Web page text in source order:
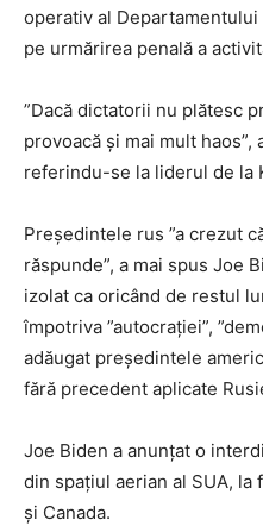
operativ al
pe urmărirea penală a
”Dacă dictatorii nu plătesc
provoacă şi mai mult haos”,
referindu-se la liderul de la
Preşedintele rus ”a crezut
răspunde”, a mai spus Joe
izolat ca oricând de restul
împotriva ”autocraţiei”,
adăugat preşedintele
fără precedent aplicate
Joe Biden a anunţat o
din spaţiul aerian al SUA, la
şi Canada.